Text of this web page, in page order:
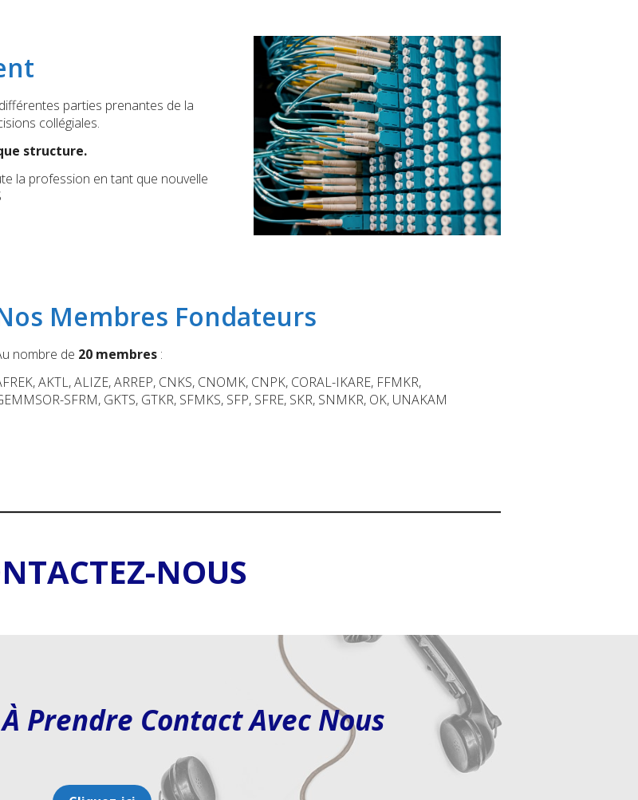
parties prenantes de la
collégiales.
structure.
la profession en tant que nouvelle
Membres Fondateurs
nombre de 20 membres :
AKTL, ALIZE, ARREP, CNKS, CNOMK, CNPK, CORAL-IKARE, FFMKR,
SFRM, GKTS, GTKR, SFMKS, SFP, SFRE, SKR, SNMKR, OK, UNAKAM
NOUS
Prendre Contact Avec Nous